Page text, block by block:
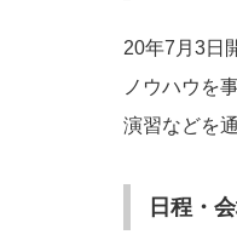
20年7月3日
ノウハウを
演習などを
日程・